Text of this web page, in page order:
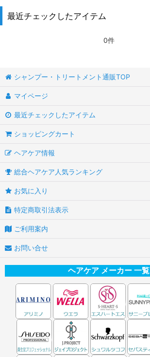
最近チェックしたアイテム
0件
シャンプー・トリートメント通販TOP
マイページ
最近チェックしたアイテム
ショッピングカート
ヘアケア情報
総合ヘアケア人気ランキング
お気に入り
特定商取引法表示
ご利用案内
お問い合せ
ヘアケア メーカー 一覧